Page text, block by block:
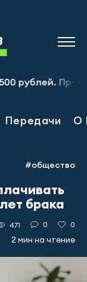
Пр-т
Передачи О
#общество
брака
471 0 0
2 мин на чтение